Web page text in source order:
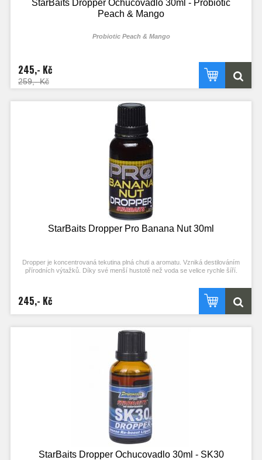
StarBaits Dropper Ochucovadlo 30ml - Probiotic
Peach & Mango
Probiotic Peach & Mango
245,- Kč
259,- Kč
StarBaits Dropper Pro Banana Nut 30ml
Dropper je koncentrovaná tekutina plná chuti a aromatu. Vzniká destilováním
přírodních výtažků. Díky své menší hustotě než voda se velice rychle šíří.
neutrálních Pop-up nástrah, nástrah na Zig Rig nebo partiklu. Díky své vysoké
koncentraci stačí jen pár kapek pro vytvoření své vlastní unikátní nástrahy.
245,- Kč
StarBaits Dropper Ochucovadlo 30ml - SK30